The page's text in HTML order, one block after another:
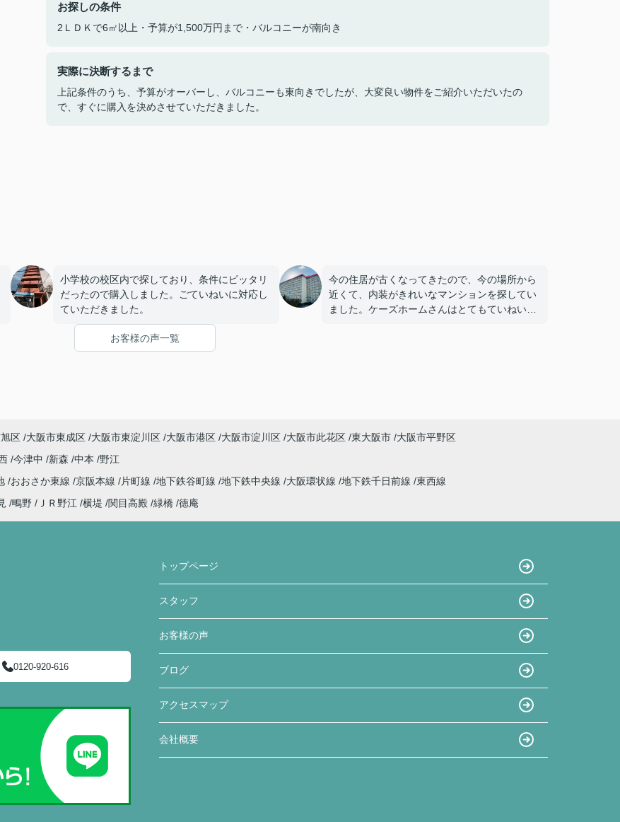
お探しの条件
2ＬＤＫで6㎡以上・予算が1,500万円まで・バルコニーが南向き
実際に決断するまで
上記条件のうち、予算がオーバーし、バルコニーも東向きでしたが、大変良い物件をご紹介いただいたの
で、すぐに購入を決めさせていただきました。
小学校の校区内で探しており、条件にピッタリ
だったので購入しました。ごていねいに対応し
ていただきました。
今の住居が古くなってきたので、今の場所から
近くて、内装がきれいなマンションを探してい
ました。ケーズホームさんはとてもていねいな
お客様の声一覧
区 大阪市東成区 大阪市東淀川区 大阪市港区 大阪市淀川区 大阪市此花区 東大阪市 大阪市平野区
今津中 新森 中本
野江
おおさか東線 京阪本線 片町線 地下鉄谷町線 地下鉄中央線 大阪環状線 地下鉄千日前線 東西線
鴫野 ＪＲ野江 横堤 関目高殿 緑橋 徳庵
0120-920-616
トップページ
スタッフ
お客様の声
ブログ
アクセスマップ
会社概要